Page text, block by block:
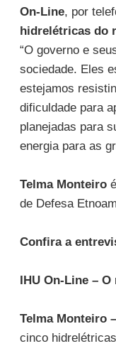
On-Line, por
hidrelétricas do
“O governo e
sociedade. Eles
estejamos
dificuldade para
planejadas para
energia para as
Telma Monteiro
de Defesa
Confira a
IHU On-Line –
Telma Monteiro –
cinco